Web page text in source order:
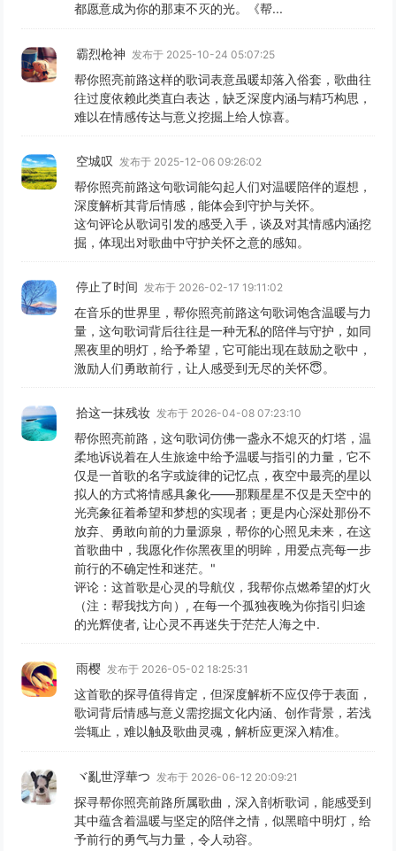
都愿意成为你的那束不灭的光。《帮...
霸烈枪神 发布于 2025-10-24 05:07:25
帮你照亮前路这样的歌词表意虽暖却落入俗套，歌曲往
往过度依赖此类直白表达，缺乏深度内涵与精巧构思，
难以在情感传达与意义挖掘上给人惊喜。
空城叹 发布于 2025-12-06 09:26:02
帮你照亮前路这句歌词能勾起人们对温暖陪伴的遐想，
深度解析其背后情感，能体会到守护与关怀。
这句评论从歌词引发的感受入手，谈及对其情感内涵挖
掘，体现出对歌曲中守护关怀之意的感知。
停止了时间 发布于 2026-02-17 19:11:02
在音乐的世界里，帮你照亮前路这句歌词饱含温暖与力
量，这句歌词背后往往是一种无私的陪伴与守护，如同
黑夜里的明灯，给予希望，它可能出现在鼓励之歌中，
激励人们勇敢前行，让人感受到无尽的关怀😇。
拾这一抹残妆 发布于 2026-04-08 07:23:10
帮你照亮前路，这句歌词仿佛一盏永不熄灭的灯塔，温
柔地诉说着在人生旅途中给予温暖与指引的力量，它不
仅是一首歌的名字或旋律的记忆点，夜空中最亮的星以
拟人的方式将情感具象化——那颗星星不仅是天空中的
光亮象征着希望和梦想的实现者；更是内心深处那份不
放弃、勇敢向前的力量源泉，帮你的心照见未来，在这
首歌曲中，我愿化作你黑夜里的明眸，用爱点亮每一步
前行的不确定性和迷茫。"
评论：这首歌是心灵的导航仪，我帮你点燃希望的灯火
（注：帮我找方向）, 在每一个孤独夜晚为你指引归途
的光辉使者, 让心灵不再迷失于茫茫人海之中.
雨樱 发布于 2026-05-02 18:25:31
这首歌的探寻值得肯定，但深度解析不应仅停于表面，
歌词背后情感与意义需挖掘文化内涵、创作背景，若浅
尝辄止，难以触及歌曲灵魂，解析应更深入精准。
ヾ亂世浮華つ 发布于 2026-06-12 20:09:21
探寻帮你照亮前路所属歌曲，深入剖析歌词，能感受到
其中蕴含着温暖与坚定的陪伴之情，似黑暗中明灯，给
予前行的勇气与力量，令人动容。